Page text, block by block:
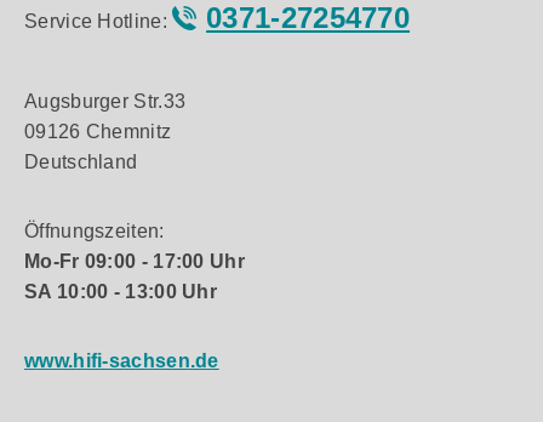
Service Hotline: 0371-27254770
Augsburger Str.33
09126 Chemnitz
Deutschland
Öffnungszeiten:
Mo-Fr 09:00 - 17:00 Uhr
SA 10:00 - 13:00 Uhr
www.hifi-sachsen.de